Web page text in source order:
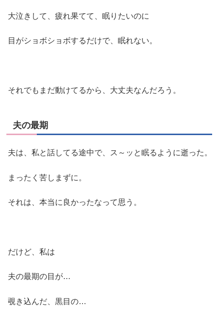
大泣きして、疲れ果てて、眠りたいのに
目がショボショボするだけで、眠れない。
それでもまだ動けてるから、大丈夫なんだろう。
夫の最期
夫は、私と話してる途中で、ス～ッと眠るように逝った。
まったく苦しまずに。
それは、本当に良かったなって思う。
だけど、私は
夫の最期の目が…
覗き込んだ、黒目の…